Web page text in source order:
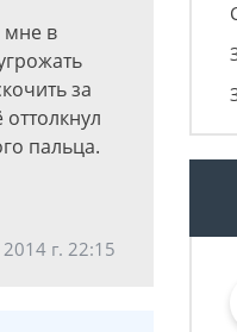
мне в
за
пальца.
г. 22:15